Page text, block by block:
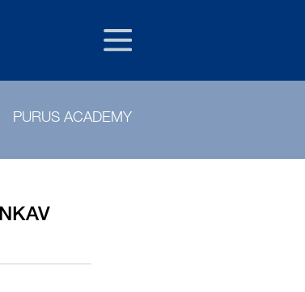
PURUS ACADEMY